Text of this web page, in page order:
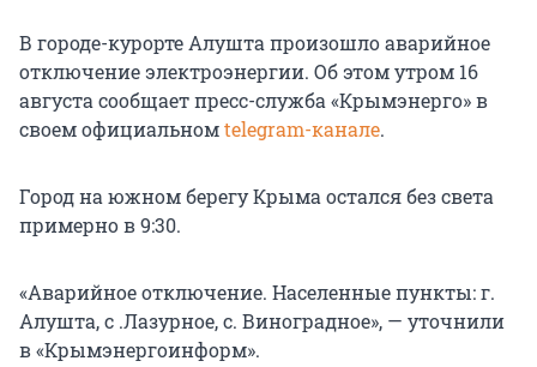
В городе-курорте Алушта произошло аварийное
отключение электроэнергии. Об этом утром 16
августа сообщает пресс-служба «Крымэнерго» в
своем официальномtelegram-канале.
Город на южном берегу Крыма остался без света
примерно в 9:30.
«Аварийное отключение. Населенные пункты: г.
Алушта, с .Лазурное, с. Виноградное», — уточнили
в «Крымэнергоинформ».